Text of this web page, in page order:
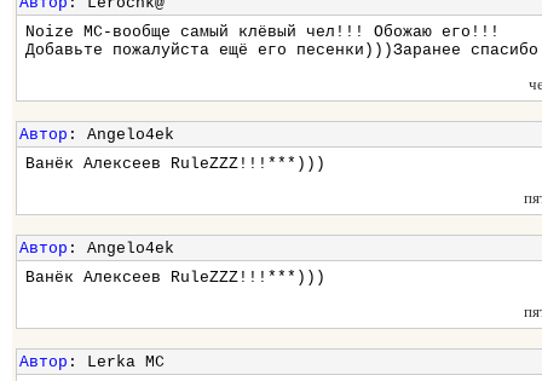
Noize MC-вообще самый клёвый чел!!! Обожаю его!!!
Добавьте пожалуйста ещё его песенки)))Заранее
Автор : Angelo4ek
Ванёк Алексеев RuleZZZ!!!***)))
Автор : Angelo4ek
Ванёк Алексеев RuleZZZ!!!***)))
Автор : Lerka MC